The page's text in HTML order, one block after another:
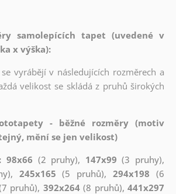
samolepících tapet (uvedené v
x výška):
vyrábějí v následujících rozměrech a
velikost se skládá z pruhů širokých
- běžné rozměry (motiv
mění se jen velikost)
98x66 (2 pruhy), 147x99 (3 pruhy),
245x165 (5 pruhů),294x198 (6
pruhů), 392x264(8 pruhů),441x297